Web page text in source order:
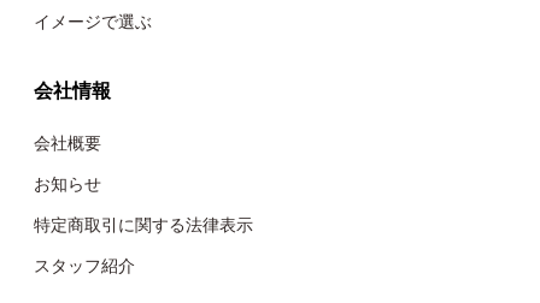
イメージで選ぶ
会社情報
会社概要
お知らせ
特定商取引に関する法律表示
スタッフ紹介